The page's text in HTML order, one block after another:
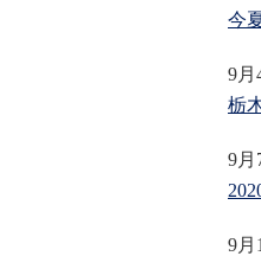
今
9月
栃
9月
9月